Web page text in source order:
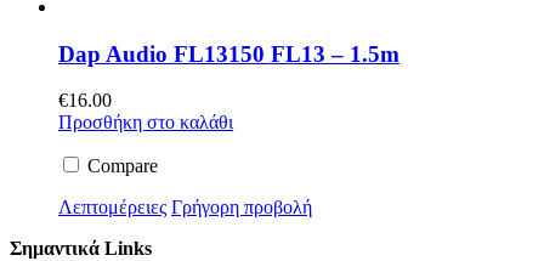
Dap Audio FL13150 FL13 – 1.5m
€16.00
Προσθήκη στο καλάθι
Compare
Λεπτομέρειες Γρήγορη προβολή
Σημαντικά Links